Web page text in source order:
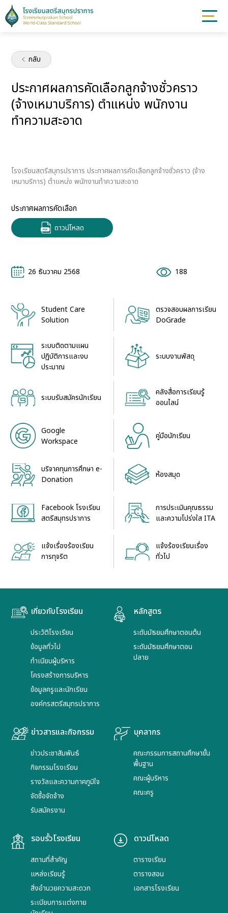
กลับ
ประกาศผลการคัดเลือกลูกจ้างชั่วคราว
(จ้างเหมาบริการ) ตำแหน่ง พนักงาน
ทำความสะอาด
โรงเรียนสตรีสมุทรปราการ ประกาศผลการคัดเลือกลูกจ้างชั่วคราว (จ้าง
เหมาบริการ) ตำแหน่ง พนักงานทำความสะอาด
ประกาศผลการคัดเลือก
ดาวน์โหลด
26 ธันวาคม 2568 188
Student Care
Solution
ตรวจสอบผลการเรียน
DoGrade
ระบบติดตามแผน
ปฏิบัติการและงบ
ประมาณ
ระบบงานพัสดุ
ระบบรับสมัครนักเรียน
คลังสื่อการเรียนรู้
ออนไลน์
Google
Workspace
คู่มือนักเรียน
บริจาคทุนการศึกษา e-
Donation
ห้องสมุด
Facebook โรงเรียน
สตรีสมุทรปราการ
การประเมินคุณธรรม
และความโปร่งใส ITA
แจ้งเรื่องร้องเรียน
การทุจริต
แจ้งร้องเรียนเรื่อง
ทั่วไป
เกี่ยวกับโรงเรียน
ประวัติโรงเรียน
ข้อมูลทั่วไป
ทำเนียบผู้บริหาร
โครงสร้างการบริหาร
ข้อมูลครูและนักเรียน
องค์กรสตรีสมุทรปราการ
หลักสูตร
ระดับมัธยมศึกษาตอนต้น
ระดับมัธยมศึกษาตอน
ปลาย
ข่าวสารและกิจกรรม
ข่าวประชาสัมพันธ์
กิจกรรมโรงเรียน
รางวัลและความภาคภูมิใจ
จัดซื้อจัดจ้าง
รับสมัครงาน
บุคลากร
คณะกรรมการสถานศึกษาขั้น
พื้นฐาน
คณะผู้บริหาร
คณะครู
รอบรั้วโรงเรียน
สถานที่สำคัญ
แหล่งเรียนรู้
สิ่งอำนวยความสะดวก
ระเบียบการแต่งกาย
ดาวน์โหลด
ตารางเรียน
ตารางสอน
เอกสารโรงเรียน